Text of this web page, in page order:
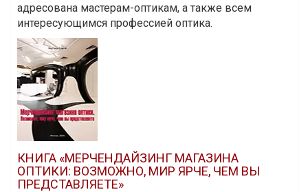
адресована мастерам-оптикам, а также всем
интересующимся профессией оптика.
КНИГА «МЕРЧЕНДАЙЗИНГ МАГАЗИНА
ОПТИКИ: ВОЗМОЖНО, МИР ЯРЧЕ, ЧЕМ ВЫ
ПРЕДСТАВЛЯЕТЕ»